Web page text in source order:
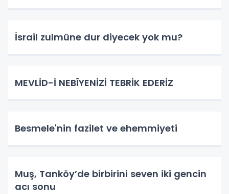
İsrail zulmüne dur diyecek yok mu?
MEVLİD-İ NEBÎYENİZİ TEBRİK EDERİZ
Besmele'nin fazilet ve ehemmiyeti
Muş, Tanköy’de birbirini seven iki gencin
acı sonu